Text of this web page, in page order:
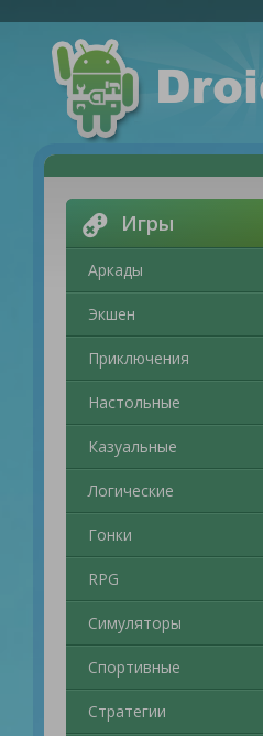
Игры
Аркады
Экшен
Приключения
Настольные
Казуальные
Логические
Гонки
RPG
Симуляторы
Спортивные
Стратегии